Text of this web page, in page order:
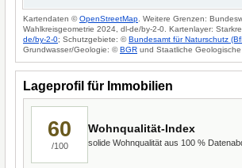
Kartendaten ©OpenStreetMap . Weitere Grenzen:
Wahlkreisgeometrie 2024, dl-de/by-2-0. Kartenlayer:
de/by-2-0; Schutzgebiete: ©Bundesamt für Naturschutz
Grundwasser/Geologie: ©BGR und Staatliche Geologische
Lageprofil für Immobilien
60
/100
Wohnqualität-Index
solide Wohnqualität aus 100 %